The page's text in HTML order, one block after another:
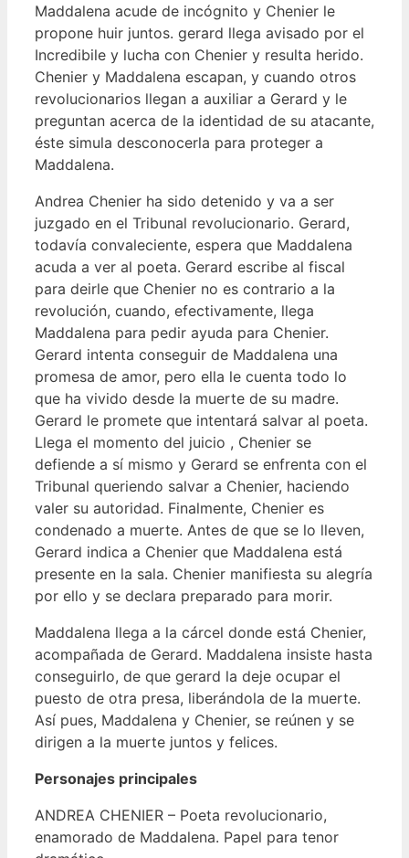
Maddalena acude de incógnito y Chenier le
propone huir juntos. gerard llega avisado por el
Incredibile y lucha con Chenier y resulta herido.
Chenier y Maddalena escapan, y cuando otros
revolucionarios llegan a auxiliar a Gerard y le
preguntan acerca de la identidad de su atacante,
éste simula desconocerla para proteger a
Maddalena.
Andrea Chenier ha sido detenido y va a ser
juzgado en el Tribunal revolucionario. Gerard,
todavía convaleciente, espera que Maddalena
acuda a ver al poeta. Gerard escribe al fiscal
para deirle que Chenier no es contrario a la
revolución, cuando, efectivamente, llega
Maddalena para pedir ayuda para Chenier.
Gerard intenta conseguir de Maddalena una
promesa de amor, pero ella le cuenta todo lo
que ha vivido desde la muerte de su madre.
Gerard le promete que intentará salvar al poeta.
Llega el momento del juicio , Chenier se
defiende a sí mismo y Gerard se enfrenta con el
Tribunal queriendo salvar a Chenier, haciendo
valer su autoridad. Finalmente, Chenier es
condenado a muerte. Antes de que se lo lleven,
Gerard indica a Chenier que Maddalena está
presente en la sala. Chenier manifiesta su alegría
por ello y se declara preparado para morir.
Maddalena llega a la cárcel donde está Chenier,
acompañada de Gerard. Maddalena insiste hasta
conseguirlo, de que gerard la deje ocupar el
puesto de otra presa, liberándola de la muerte.
Así pues, Maddalena y Chenier, se reúnen y se
dirigen a la muerte juntos y felices.
Personajes principales
ANDREA CHENIER – Poeta revolucionario,
enamorado de Maddalena. Papel para tenor